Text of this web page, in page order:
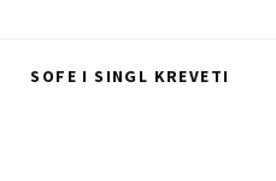
SOFE I SINGL KREVETI